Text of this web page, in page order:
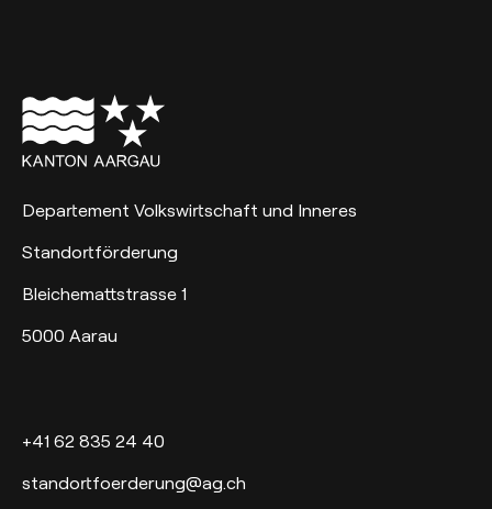
Departement Volkswirtschaft und Inneres
Standortförderung
Bleichemattstrasse 1
5000 Aarau
+41 62 835 24 40
standortfoerderung@ag.ch